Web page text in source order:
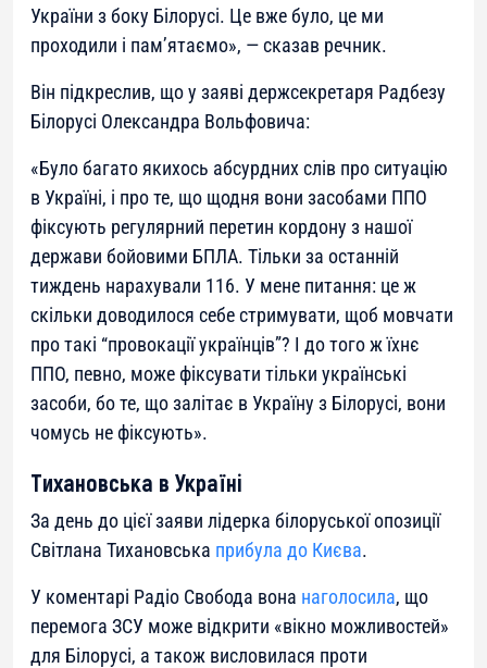
України з боку Білорусі. Це вже було, це ми
проходили і пам’ятаємо», — сказав речник.
Він підкреслив, що у заяві держсекретаря Радбезу
Білорусі Олександра Вольфовича:
«Було багато якихось абсурдних слів про ситуацію
в Україні, і про те, що щодня вони засобами ППО
фіксують регулярний перетин кордону з нашої
держави бойовими БПЛА. Тільки за останній
тиждень нарахували 116. У мене питання: це ж
скільки доводилося себе стримувати, щоб мовчати
про такі “провокації українців”? І до того ж їхнє
ППО, певно, може фіксувати тільки українські
засоби, бо те, що залітає в Україну з Білорусі, вони
чомусь не фіксують».
Тихановська в Україні
За день до цієї заяви лідерка білоруської опозиції
Світлана Тихановська прибула до Києва.
У коментарі Радіо Свобода вона наголосила, що
перемога ЗСУ може відкрити «вікно можливостей»
для Білорусі, а також висловилася проти